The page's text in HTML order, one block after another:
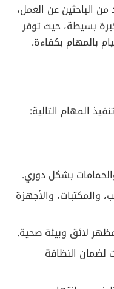
الباحثين عن العمل،
بسيطة، حيث توفر
بالمهام بكفاءة.
المهام التالية:
بشكل دوري.
والمكتبات، والأجهزة
لائق وبيئة صحية.
لضمان النظافة